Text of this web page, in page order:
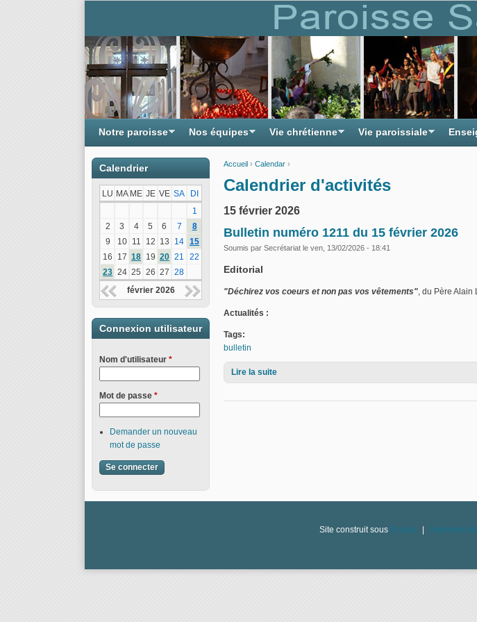
Accueil › Calendar ›
Calendrier d'activités
15 février 2026
Bulletin numéro 1211 du 15 février 2026
Soumis par Secrétariat le ven, 13/02/2026 - 18:41
Editorial
"Déchirez vos coeurs et non pas vos vêtements" , du Père
Actualités :
Tags:
bulletin
Lire la suite
Notre paroisse Nos équipes Vie chrétienne Vie paroissiale
Calendrier
LU MA ME JE VE SA
DI
1
2
3 4 5 6 7
8
9
10 11 12 13 14 15
16
17 18 19 20 21
22
23 24 25 26 27 28
février 2026
Connexion utilisateur
Nom d'utilisateur *
Mot de passe *
Demander un nouveau
mot de passe
Site construit sous Drupal Mentions